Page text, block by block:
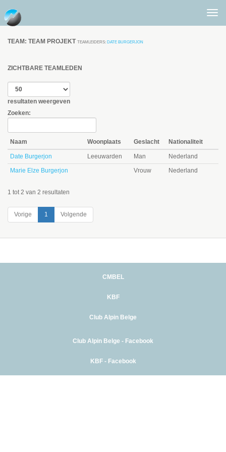
TEAM: TEAM PROJEKT TEAMLEIDERS: DATE BURGERJON
ZICHTBARE TEAMLEDEN
resultaten weergeven
Zoeken:
Naam Woonplaats Geslacht Nationaliteit
Date Burgerjon Leeuwarden Man
Nederland
Marie Elze Burgerjon
Vrouw Nederland
1 tot 2 van 2 resultaten
Vorige 1 Volgende
CMBEL
KBF
Club Alpin Belge
Club Alpin Belge - Facebook
KBF - Facebook